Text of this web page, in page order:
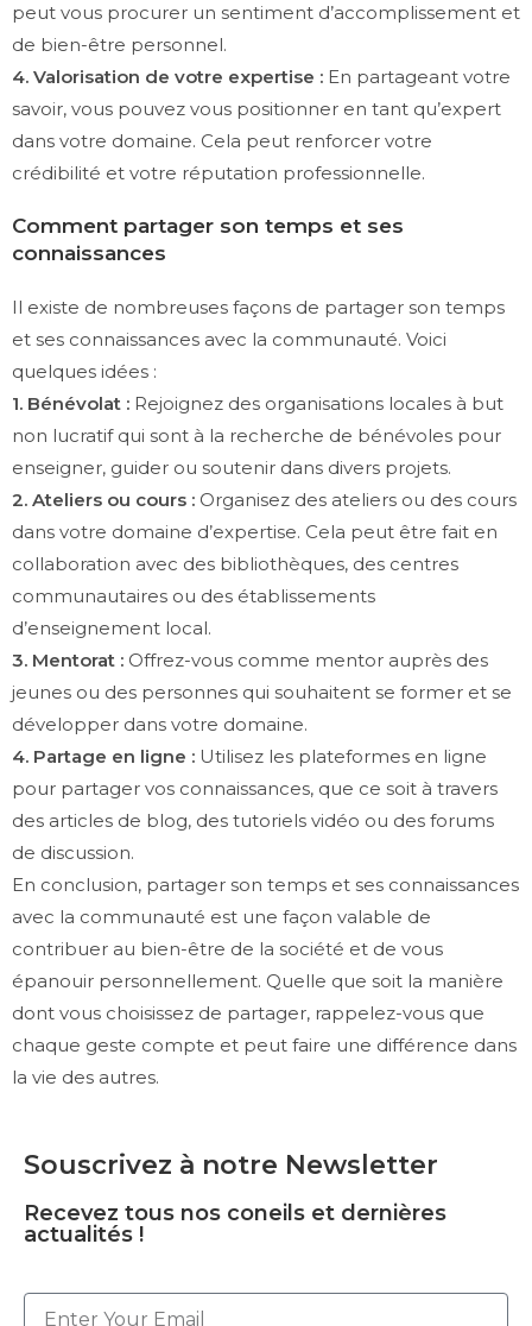
peut vous procurer un sentiment d’accomplissement et
de bien-être personnel.
4. Valorisation de votre expertise : En partageant votre
savoir, vous pouvez vous positionner en tant qu’expert
dans votre domaine. Cela peut renforcer votre
crédibilité et votre réputation professionnelle.
Comment partager son temps et ses
connaissances
Il existe de nombreuses façons de partager son temps
et ses connaissances avec la communauté. Voici
quelques idées :
1. Bénévolat : Rejoignez des organisations locales à but
non lucratif qui sont à la recherche de bénévoles pour
enseigner, guider ou soutenir dans divers projets.
2. Ateliers ou cours : Organisez des ateliers ou des cours
dans votre domaine d’expertise. Cela peut être fait en
collaboration avec des bibliothèques, des centres
communautaires ou des établissements
d’enseignement local.
3. Mentorat : Offrez-vous comme mentor auprès des
jeunes ou des personnes qui souhaitent se former et se
développer dans votre domaine.
4. Partage en ligne : Utilisez les plateformes en ligne
pour partager vos connaissances, que ce soit à travers
des articles de blog, des tutoriels vidéo ou des forums
de discussion.
En conclusion, partager son temps et ses connaissances
avec la communauté est une façon valable de
contribuer au bien-être de la société et de vous
épanouir personnellement. Quelle que soit la manière
dont vous choisissez de partager, rappelez-vous que
chaque geste compte et peut faire une différence dans
la vie des autres.
Souscrivez à notre Newsletter
Recevez tous nos coneils et dernières
actualités !